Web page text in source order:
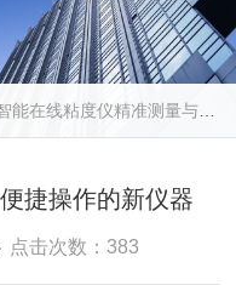
能在线粘度仪精准测量与便捷操作的新仪器
捷操作的新仪器
点击次数：383